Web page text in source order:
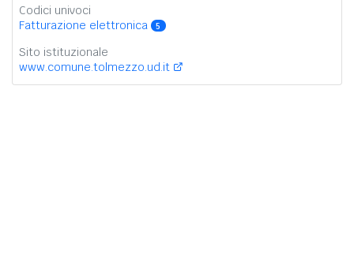
Codici univoci
Fatturazione elettronica
5
Sito istituzionale
www.comune.tolmezzo.ud.it